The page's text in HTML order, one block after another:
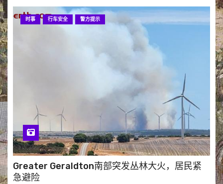
时事 行车安全 警方提示
Greater Geraldton南部突发丛林大火，居民紧
急避险